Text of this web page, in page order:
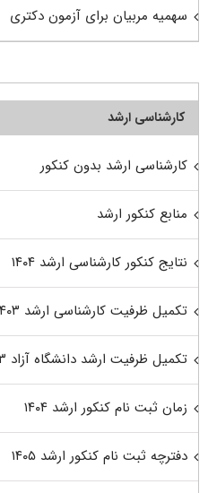
سهمیه مربیان برای آزمون دکتری
کارشناسی ارشد
کارشناسی ارشد بدون کنکور
منابع کنکور ارشد
نتایج کنکور کارشناسی ارشد ۱۴۰۴
تکمیل ظرفیت کارشناسی ارشد ۱۴۰۳
تکمیل ظرفیت ارشد دانشگاه آزاد ۱۴۰۳
زمان ثبت نام کنکور ارشد ۱۴۰۴
دفترچه ثبت نام کنکور ارشد ۱۴۰۵